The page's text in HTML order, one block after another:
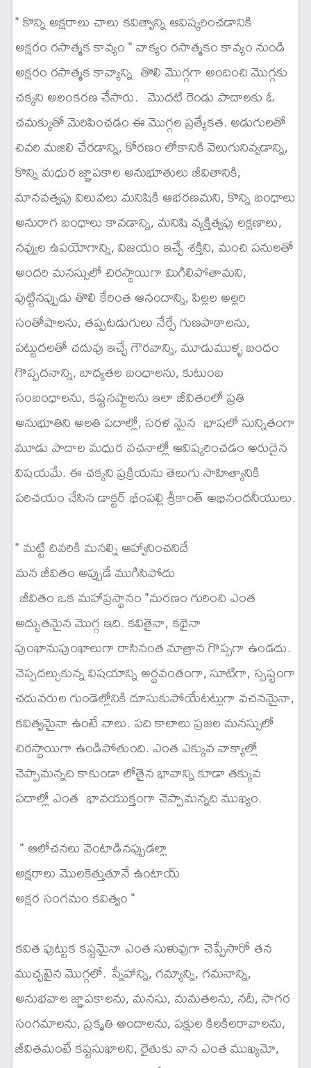
" కొన్ని అక్షరాలు చాలు కవిత్వాన్ని ఆవిష్కరించడానికి
అక్షరం రసాత్మక కావ్యం " వాక్యం రసాత్మకం కావ్యం నుండి
అక్షరం రసాత్మక కావ్యాన్ని తొలి మొగ్గగా అందించి మొగ్గకు
చక్కని అలంకరణ చేసారు. మొదటి రెండు పాదాలకు ఓ
చమక్కుతో మెరిపించడం ఈ మొగ్గల ప్రత్యేకత. అడుగులతో
చివరి మజిలి చేరడాన్ని, కోరణం లోకానికి వెలుగునివ్వడాన్ని,
కొన్ని మధుర జ్ఞాపకాల అనుభూతులు జీవితానికి,
మానవత్వపు విలువలు మనిషికి ఆభరణమని, కొన్ని బంధాలు
అనురాగ బంధాలు కావడాన్ని, మనిషి వ్యక్తిత్వపు లక్షణాలు,
నవ్వుల ఉపయోగాన్ని, విజయం ఇచ్చే శక్తిని, మంచి పనులతో
అందరి మనస్సులో చిరస్థాయిగా మిగిలిపోతామని,
పుట్టినప్పుడు తొలి కేరింత ఆనందాన్ని, పిల్లల అల్లరి
సంతోషాలను, తప్పటడుగులు నేర్పే గుణపాఠాలను,
పట్టుదలతో చదువు ఇచ్చే గౌరవాన్ని, మూడుముళ్ళ బంధం
గొప్పదనాన్ని, బాధ్యతల బంధాలను, కుటుంబ
సంబంధాలను, కష్టనష్టాలను ఇలా జీవితంలో ప్రతి
అనుభూతిని అలతి పదాల్లో, సరళ మైన భాషలో సున్నితంగా
మూడు పాదాల మధుర వచనాల్లో ఆవిష్కరించడం అరుదైన
విషయమే. ఈ చక్కని ప్రక్రియను తెలుగు సాహిత్యానికి
పరిచయం చేసిన డాక్టర్ భీంపల్లి శ్రీకాంత్ అభినందనీయులు.
" మట్టి చివరికి మనల్ని ఆహ్వానించనిదే
మన జీవితం అప్పుడే ముగిసిపోదు
జీవితం ఒక మహాప్రస్థానం "మరణం గురించి ఎంత
అద్భుతమైన మొగ్గ ఇది. కవితైనా, కథైనా
పుంఖానుపుంఖాలుగా రాసినంత మాత్రాన గొప్పగా ఉండదు.
చెప్పదల్చుకున్న విషయాన్ని అర్థవంతంగా, సూటిగా, స్పష్టంగా
చదువరుల గుండెల్లోనికి దూసుకుపోయేటట్లుగా వచనమైనా,
కవిత్వమైనా ఉంటే చాలు. పది కాలాలు ప్రజల మనస్సులో
చిరస్థాయిగా ఉండిపోతుంది. ఎంత ఎక్కువ వాక్యాల్లో
చెప్పామన్నది కాకుండా లోతైన భావాన్ని కూడా తక్కువ
పదాల్లో ఎంత భావయుక్తంగా చెప్పామన్నది ముఖ్యం.
" ఆలోచనలు వెంటాడినప్పుడల్లా
అక్షరాలు మొలకెత్తుతూనే ఉంటాయ్
అక్షర సంగమం కవిత్వం "
కవిత పుట్టుక కష్టమైనా ఎంత సుళువుగా చెప్పేసారో తన
ముచ్చటైన మొగ్గలో. స్నేహాన్ని, గమ్యాన్ని, గమనాన్ని,
అనుభవాల జ్ఞాపకాలను, మనసు, మమతలను, నదీ, సాగర
సంగమాలను, ప్రకృతి అందాలను, పక్షుల కిలకిలరావాలను,
జీవితమంటే కష్టసుఖాలని, రైతుకు వాన ఎంత ముఖ్యమో,